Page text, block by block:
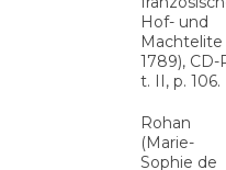
Hof- und
Machtelite
1789), CD-
t. II, p. 106.
Rohan
(Marie-
Sophie de